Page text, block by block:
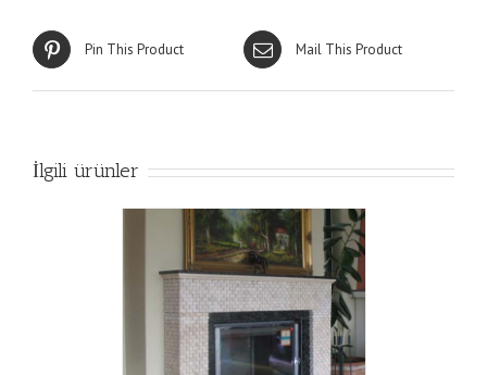
Pin This Product Mail This Product
İlgili ürünler